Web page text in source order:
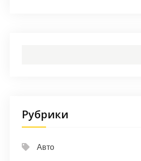
Рубрики
Авто